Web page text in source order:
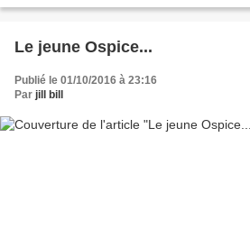
Le jeune Ospice...
Publié le 01/10/2016 à 23:16
Par jill bill